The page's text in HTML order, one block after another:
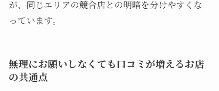
が、同じエリアの競合店との明暗を分けやすくな
っています。
無理にお願いしなくても口コミが増えるお店
の共通点